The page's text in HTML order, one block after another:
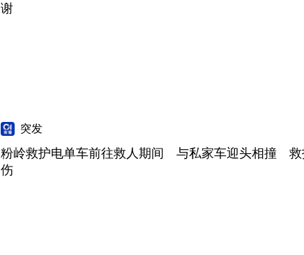
谢
突发
粉岭救护电单车前往救人期间 与私家车迎头相撞 救
伤